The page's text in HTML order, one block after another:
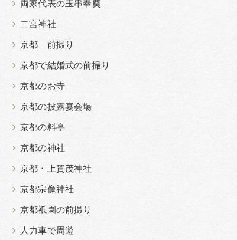
両家代表の玉串奉奠
二宮神社
京都 前撮り
京都で結婚式の前撮り
京都のお寺
京都の披露宴会場
京都の料亭
京都の神社
京都・上賀茂神社
京都宗像神社
京都祇園の前撮り
人力車で周遊